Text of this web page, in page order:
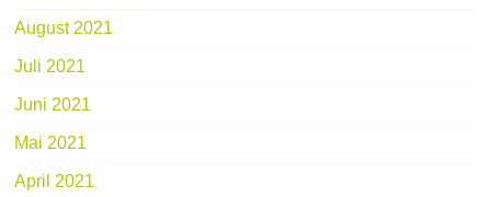
August 2021
Juli 2021
Juni 2021
Mai 2021
April 2021